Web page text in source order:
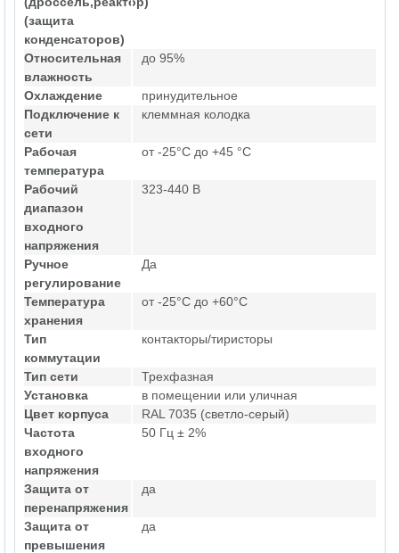
(защита
конденсаторов)
Относительная
влажность
до 95%
Охлаждение
принудительное
Подключение к
сети
клеммная колодка
Рабочая
температура
от -25°C до +45 °C
Рабочий
диапазон
входного
напряжения
323-440 В
Ручное
регулирование
Да
Температура
хранения
от -25°C до +60°C
Тип
коммутации
контакторы/тиристоры
Тип сети
Трехфазная
Установка
в помещении или уличная
Цвет корпуса
RAL 7035 (светло-серый)
Частота
входного
напряжения
50 Гц ± 2%
Защита от
перенапряжения
да
Защита от
превышения
да